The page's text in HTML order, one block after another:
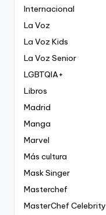
Internacional
La Voz
La Voz Kids
La Voz Senior
LGBTQIA+
Libros
Madrid
Manga
Marvel
Más cultura
Mask Singer
Masterchef
MasterChef Celebrity